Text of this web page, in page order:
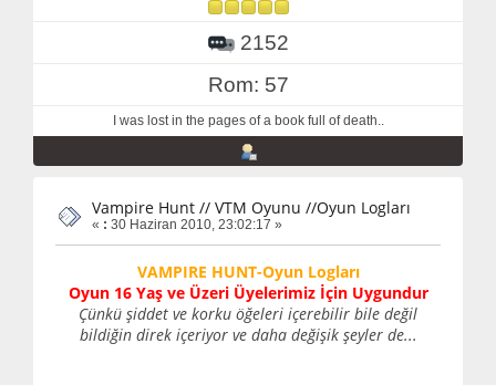
2152
Rom: 57
I was lost in the pages of a book full of death..
Vampire Hunt // VTM Oyunu //Oyun Logları
« : 30 Haziran 2010, 23:02:17 »
VAMPIRE HUNT-Oyun Logları
Oyun 16 Yaş ve Üzeri Üyelerimiz İçin Uygundur
Çünkü şiddet ve korku öğeleri içerebilir bile değil
bildiğin direk içeriyor ve daha değişik şeyler de...